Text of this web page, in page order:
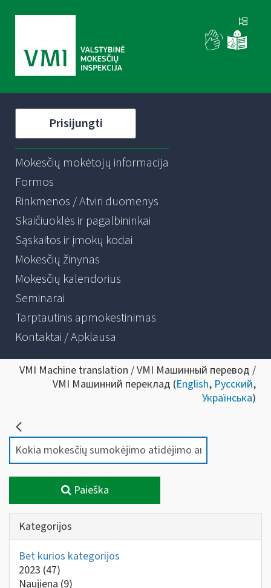
Prisijungti
Mokesčių mokėtojų informacija
Formos
Rinkmenos / Atviri duomenys
Skaičiuoklės ir pagalbininkai
Sąskaitos ir įmokų kodai
Mokesčių žinynas
Mokesčių kalendorius
Seminarai
Tarptautinis apmokestinimas
Kontaktai / Apklausa
VMI Machine translation / VMI Машинный перевод /
VMI Машинний переклад (English, Русский,
Українська)
Paieška
Kategorijos
Bet kurios kategorijos
2023 (47)
Naujiena (9)